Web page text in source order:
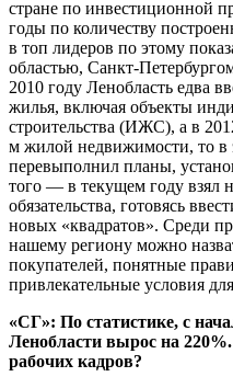
стране по инвестиционной
годы по количеству
в топ лидеров по этому
областью, Санкт-
2010 году Ленобласть едва
жилья, включая объекты
строительства (ИЖС), а в
м жилой недвижимости, то в
перевыполнил планы,
того — в текущем году взял
обязательства, готовясь
новых «квадратов». Среди
нашему региону можно
покупателей, понятные
привлекательные условия
«СГ»: По статистике, с
Ленобласти вырос на
рабочих кадров?